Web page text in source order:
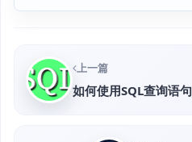
上一篇
如何使用SQL查询语